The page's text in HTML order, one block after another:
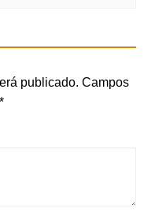
publicado. Campos
*